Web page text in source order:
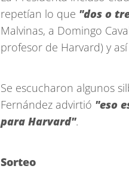
repetían lo que "dos o
Malvinas, a Domingo
profesor de Harvard) y
Se escucharon algunos
Fernández advirtió "eso
para Harvard".
Sorteo